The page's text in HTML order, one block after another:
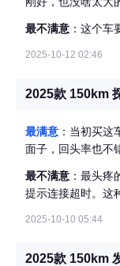
最不满意 ：这个
2025-10-12 02:46
2025款 150km
最满意 ：当初买
面子，回头率也不
最不满意 ：最头
提示连接超时。这
2025-10-10 05:44
2025款 150km